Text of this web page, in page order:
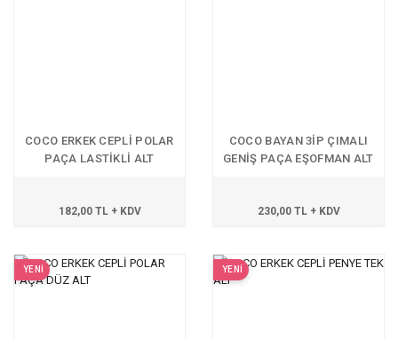
COCO ERKEK CEPLİ POLAR
PAÇA LASTİKLİ ALT
182,00 TL + KDV
COCO BAYAN 3İP ÇIMALI
GENİŞ PAÇA EŞOFMAN ALT
230,00 TL + KDV
YENİ YENİ